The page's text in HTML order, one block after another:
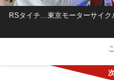
RSタイチ…東京モーターサイク